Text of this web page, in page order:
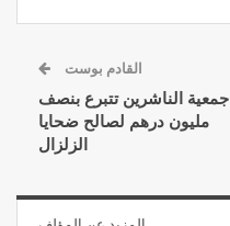
القادم بوست
جمعية الناشرين تتبرع بنصف
مليون درهم لصالح ضحايا
الزلزال